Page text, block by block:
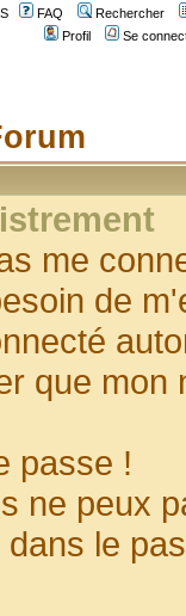
FAQ
Rechercher
Profil
Se
me
de
que
passe !
ne peux
le